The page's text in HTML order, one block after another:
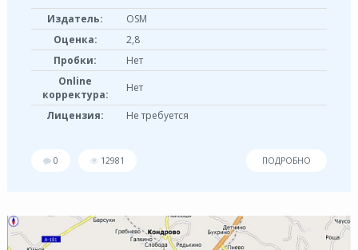
Издатель:
OSM
Оценка:
2,8
Пробки:
Нет
Online
корректура:
Нет
Лицензия: Не требуется
0 12981 ПОДРОБНО